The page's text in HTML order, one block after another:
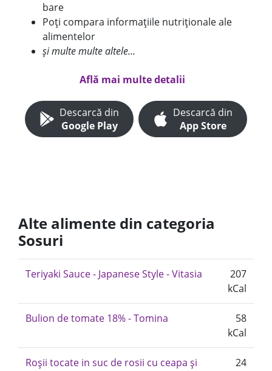
bare
Poți compara informațiile nutriționale ale
alimentelor
și multe multe altele...
Află mai multe detalii
Descarcă din
Google Play
Descarcă din
App Store
Alte alimente din categoria
Sosuri
Teriyaki Sauce - Japanese Style - Vitasia
207
kCal
Bulion de tomate 18% - Tomina
58
kCal
Roșii tocate in suc de rosii cu ceapa și
24